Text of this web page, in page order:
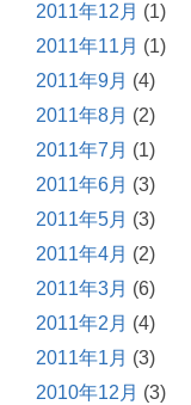
2011年12月 (1)
2011年11月 (1)
2011年9月 (4)
2011年8月 (2)
2011年7月 (1)
2011年6月 (3)
2011年5月 (3)
2011年4月 (2)
2011年3月 (6)
2011年2月 (4)
2011年1月 (3)
2010年12月 (3)